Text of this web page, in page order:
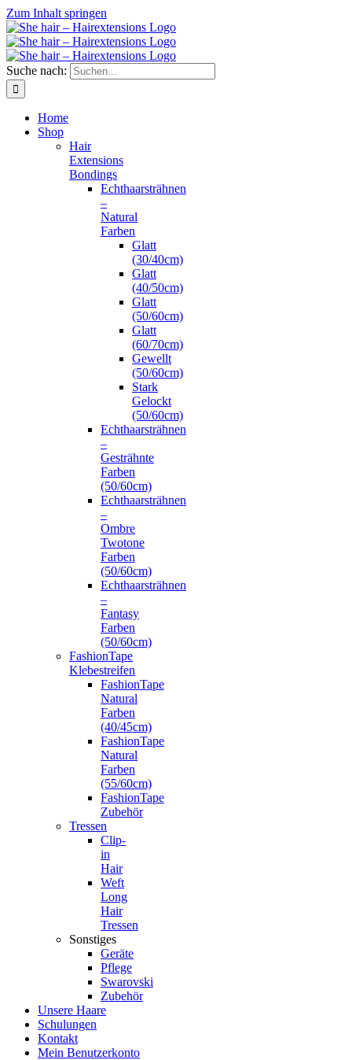
Zum Inhalt springen
Suche nach:
Home
Shop
Hair
Extensions
Bondings
Echthaarsträhnen
–
Natural
Farben
Glatt
(30/40cm)
Glatt
(40/50cm)
Glatt
(50/60cm)
Glatt
(60/70cm)
Gewellt
(50/60cm)
Stark
Gelockt
(50/60cm)
Echthaarsträhnen
–
Gesträhnte
Farben
(50/60cm)
Echthaarsträhnen
–
Ombre
Twotone
Farben
(50/60cm)
Echthaarsträhnen
–
Fantasy
Farben
(50/60cm)
FashionTape
Klebestreifen
FashionTape
Natural
Farben
(40/45cm)
FashionTape
Natural
Farben
(55/60cm)
FashionTape
Zubehör
Tressen
Clip-
in
Hair
Weft
Long
Hair
Tressen
Sonstiges
Geräte
Pflege
Swarovski
Zubehör
Unsere Haare
Schulungen
Kontakt
Mein Benutzerkonto